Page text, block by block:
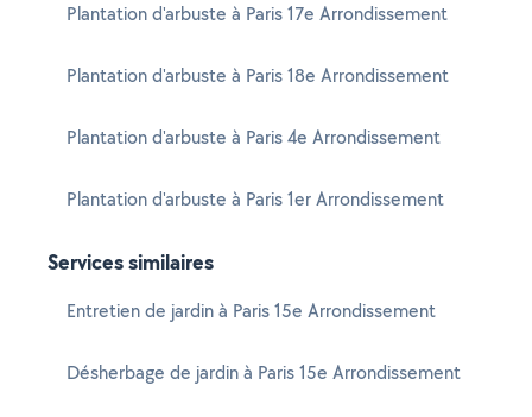
Plantation d'arbuste à Paris 17e Arrondissement
Plantation d'arbuste à Paris 18e Arrondissement
Plantation d'arbuste à Paris 4e Arrondissement
Plantation d'arbuste à Paris 1er Arrondissement
Services similaires
Entretien de jardin à Paris 15e Arrondissement
Désherbage de jardin à Paris 15e Arrondissement